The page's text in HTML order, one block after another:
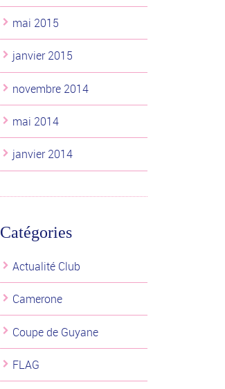
mai 2015
janvier 2015
novembre 2014
mai 2014
janvier 2014
Catégories
Actualité Club
Camerone
Coupe de Guyane
FLAG